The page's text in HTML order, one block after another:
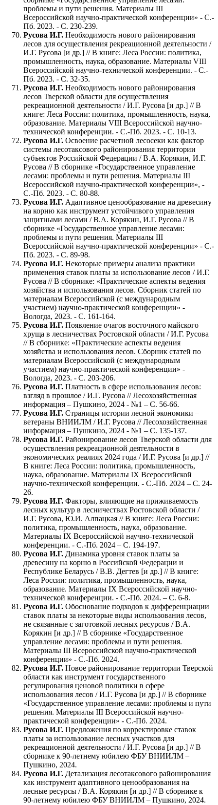
проблемы и пути решения. Материалы III
Всероссийской научно-практической конференции» - С.-
Пб. 2023. - С. 230-239.
Русова И.Г. Необходимость нового районирования
лесов для осуществления рекреационной деятельности /
И.Г. Русова [и др.] // В книге: Леса России: политика,
промышленность, наука, образование. Материалы VIII
Всероссийской научно-технической конференции. - С.-
Пб. 2023. - С. 32-35.
Русова И.Г. Необходимость нового районирования
лесов Тверской области для осуществления
рекреационной деятельности / И.Г. Русова [и др.] // В
книге: Леса России: политика, промышленность, наука,
образование. Материалы VIII Всероссийской научно-
технической конференции. - С.-Пб. 2023. - С. 10-13.
Русова И.Г. Освоение расчетной лесосеки как фактор
системы лесотаксового районирования территории
субъектов Российской Федерации / В.А. Корякин, И.Г.
Русова // В сборнике «Государственное управление
лесами: проблемы и пути решения. Материалы III
Всероссийской научно-практической конференции», -
С.-Пб. 2023. - С. 80-88.
Русова И.Г. Адаптивное ценообразование на древесину
на корню как инструмент устойчивого управления
защитными лесами / В.А. Корякин, И.Г. Русова // В
сборнике «Государственное управление лесами:
проблемы и пути решения. Материалы III
Всероссийской научно-практической конференции» - С.-
Пб. 2023. - С. 89-98.
Русова И.Г. Некоторые примеры анализа практики
применения ставок платы за использование лесов / И.Г.
Русова // В сборнике: «Практические аспекты ведения
хозяйства и использования лесов. Сборник статей по
материалам Всероссийской (с международным
участием) научно-практической конференции» -
Вологда, 2023. - С. 161-164.
Русова И.Г. Появление очагов восточного майского
хруща в лесничествах Ростовской области / И.Г. Русова
// В сборнике: «Практические аспекты ведения
хозяйства и использования лесов. Сборник статей по
материалам Всероссийской (с международным
участием) научно-практической конференции» -
Вологда, 2023. - С. 203-206.
Русова И.Г. Платность в сфере использования лесов:
взгляд в прошлое / И.Г. Русова // Лесохозяйственная
информация – Пушкино, 2024 - №1 – С. 56-66.
Русова И.Г. Страницы истории лесной экономики –
ветераны ВНИИЛМ / И.Г. Русова // Лесохозяйственная
информация – Пушкино, 2024 - №1 – С. 135-137.
Русова И.Г. Районирование лесов Тверской области для
осуществления рекреационной деятельности в
экономических реалиях 2024 года / И.Г. Русова [и др.] //
В книге: Леса России: политика, промышленность,
наука, образование. Материалы IX Всероссийской
научно-технической конференции. - С.-Пб. 2024 – С. 24-
26.
Русова И.Г. Факторы, влияющие на приживаемость
лесных культур в лесничествах Ростовской области /
И.Г. Русова, Ю.И. Алпацкая // В книге: Леса России:
политика, промышленность, наука, образование.
Материалы IX Всероссийской научно-технической
конференции. - С.-Пб. 2024 – С. 194-197.
Русова И.Г. Динамика уровня ставок платы за
древесину на корню в Российской Федерации и
Республике Беларусь / В.В. Дегтев [и др.] // В книге:
Леса России: политика, промышленность, наука,
образование. Материалы IX Всероссийской научно-
технической конференции. - С.-Пб. 2024. – С. 6-8.
Русова И.Г. Обоснование подходов к дифференциации
ставок платы за некоторые виды использования лесов,
не связанные с заготовкой лесных ресурсов / В.А.
Корякин [и др.] // В сборнике «Государственное
управление лесами: проблемы и пути решения.
Материалы III Всероссийской научно-практической
конференции» - С.-Пб. 2024.
Русова И.Г. Новое районирование территории Тверской
области как инструмент государственного
регулирования ценовой политики в сфере
использования лесов / И.Г. Русова [и др.] // В сборнике
«Государственное управление лесами: проблемы и пути
решения. Материалы III Всероссийской научно-
практической конференции» - С.-Пб. 2024.
Русова И.Г. Предложения по корректировке ставок
платы за использование лесных участков для
рекреационной деятельности / И.Г. Русова [и др.] // В
сборнике к 90-летнему юбилею ФБУ ВНИИЛМ –
Пушкино, 2024.
Русова И.Г. Детализация лесотаксового районирования
как инструмент адаптивного ценообразования на
лесные ресурсы / В.А. Корякин [и др.] // В сборнике к
90-летнему юбилею ФБУ ВНИИЛМ – Пушкино, 2024.